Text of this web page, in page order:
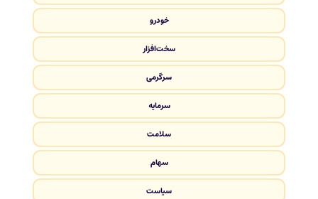
خودرو
سخت‌افزار
سرگرمی
سرمایه
سلامت
سهام
سیاست